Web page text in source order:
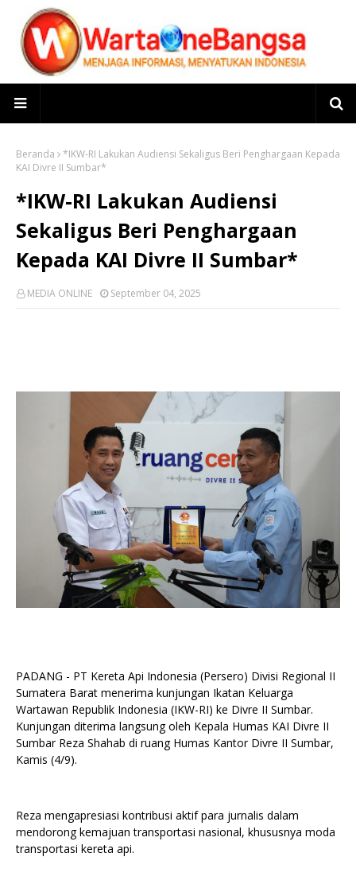
Beranda
*IKW-RI Lakukan Audiensi Sekaligus Beri Penghargaan Kepada
KAI Divre II Sumbar*
*IKW-RI Lakukan Audiensi
Sekaligus Beri Penghargaan
Kepada KAI Divre II Sumbar*
MEDIA ONLINE September 04, 2025
PADANG - PT Kereta Api Indonesia (Persero) Divisi Regional II
Sumatera Barat menerima kunjungan Ikatan Keluarga
Wartawan Republik Indonesia (IKW-RI) ke Divre II Sumbar.
Kunjungan diterima langsung oleh Kepala Humas KAI Divre II
Sumbar Reza Shahab di ruang Humas Kantor Divre II Sumbar,
Kamis (4/9).
Reza mengapresiasi kontribusi aktif para jurnalis dalam
mendorong kemajuan transportasi nasional, khususnya moda
transportasi kereta api.